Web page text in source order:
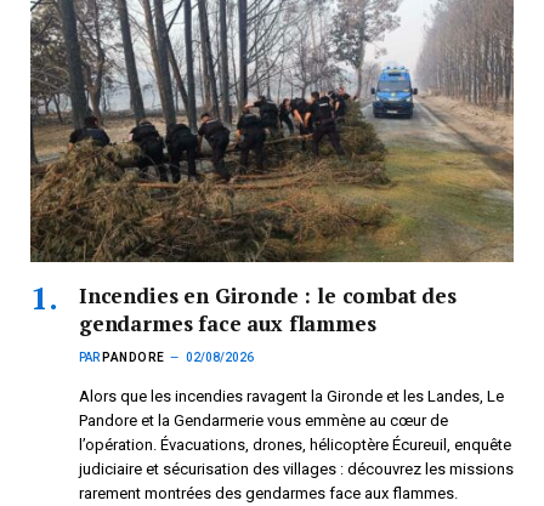
Incendies en Gironde : le combat des
gendarmes face aux flammes
PAR PANDORE 02/08/2026
Alors que les incendies ravagent la Gironde et les Landes, Le
Pandore et la Gendarmerie vous emmène au cœur de
l’opération. Évacuations, drones, hélicoptère Écureuil, enquête
judiciaire et sécurisation des villages : découvrez les missions
rarement montrées des gendarmes face aux flammes.